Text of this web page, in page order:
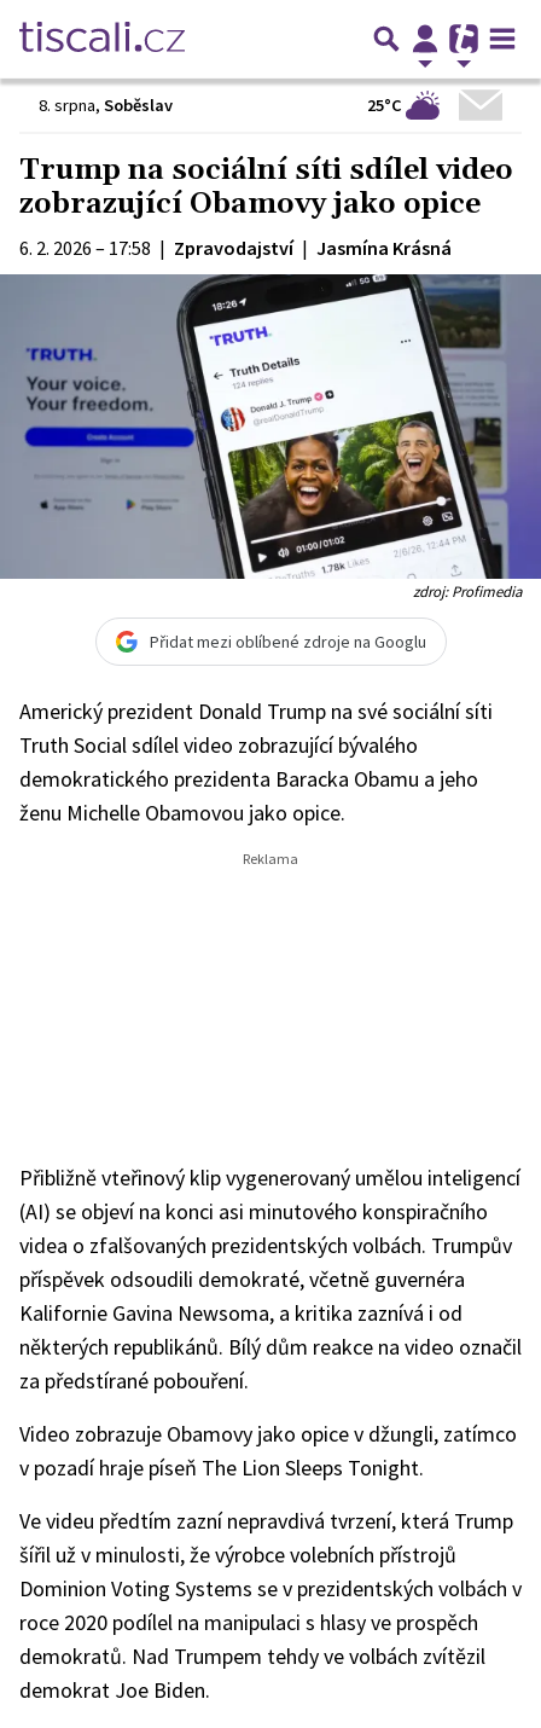
8. srpna, Soběslav 25°C
Trump na sociální síti sdílel video
zobrazující Obamovy jako opice
6. 2. 2026 – 17:58 | Zpravodajství | Jasmína Krásná
zdroj: Profimedia
Přidat mezi oblíbené zdroje na Googlu
Americký prezident Donald Trump na své sociální síti
Truth Social sdílel video zobrazující bývalého
demokratického prezidenta Baracka Obamu a jeho
ženu Michelle Obamovou jako opice.
Přibližně vteřinový klip vygenerovaný umělou inteligencí
(AI) se objeví na konci asi minutového konspiračního
videa o zfalšovaných prezidentských volbách. Trumpův
příspěvek odsoudili demokraté, včetně guvernéra
Kalifornie Gavina Newsoma, a kritika zaznívá i od
některých republikánů. Bílý dům reakce na video označil
za předstírané pobouření.
Video zobrazuje Obamovy jako opice v džungli, zatímco
v pozadí hraje píseň The Lion Sleeps Tonight.
Ve videu předtím zazní nepravdivá tvrzení, která Trump
šířil už v minulosti, že výrobce volebních přístrojů
Dominion Voting Systems se v prezidentských volbách v
roce 2020 podílel na manipulaci s hlasy ve prospěch
demokratů. Nad Trumpem tehdy ve volbách zvítězil
demokrat Joe Biden.